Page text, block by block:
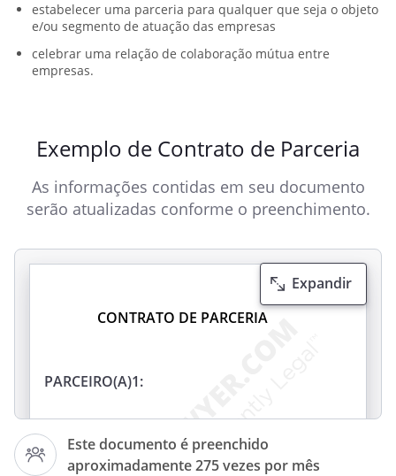
estabelecer uma parceria para qualquer que seja o objeto
e/ou segmento de atuação das empresas
celebrar uma relação de colaboração mútua entre
empresas.
Exemplo de Contrato de Parceria
As informações contidas em seu documento
serão atualizadas conforme o preenchimento.
Este documento é preenchido
aproximadamente 275 vezes por mês
Expandir
CONTRATO DE PARCERIA
PARCEIRO(A)1:
PARCEIRO(A) 2: